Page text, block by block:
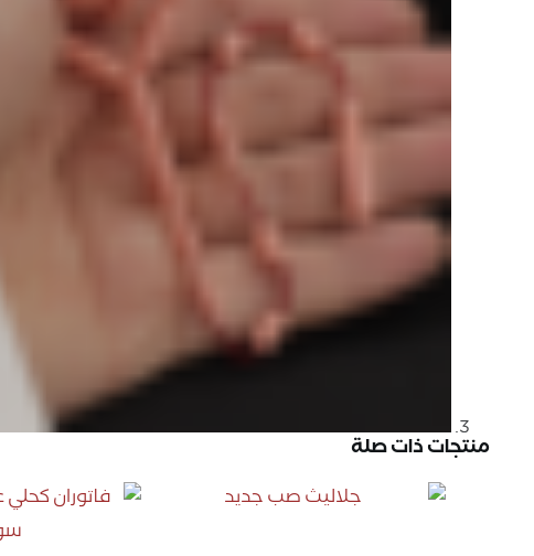
منتجات ذات صلة